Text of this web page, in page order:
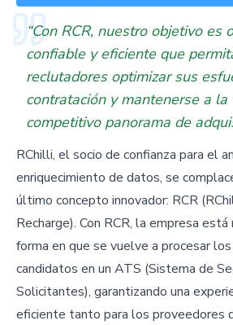
“Con RCR, nuestro objetivo es
confiable y eficiente que
reclutadores optimizar sus
contratación y mantenerse a
competitivo panorama de
RChilli, el socio de confianza para el
enriquecimiento de datos, se
último concepto innovador: RCR
Recharge). Con RCR, la empresa
forma en que se vuelve a procesar
candidatos en un ATS (Sistema de
Solicitantes), garantizando una
eficiente tanto para los proveedores